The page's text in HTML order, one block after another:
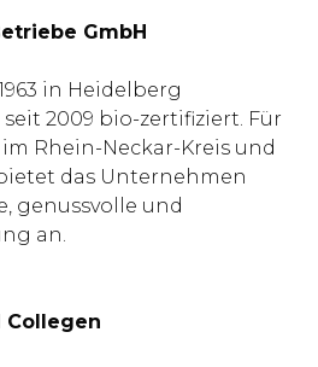
GmbH
in Heidelberg
2009 bio-zertifiziert. Für
Rhein-Neckar-Kreis und
das Unternehmen
genussvolle und
an.
Collegen